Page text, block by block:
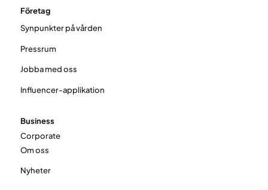
Företag
Synpunkter på vården
Pressrum
Jobba med oss
Influencer-applikation
Business
Corporate
Om oss
Nyheter